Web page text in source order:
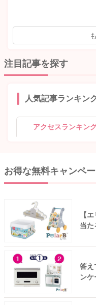
注目記事を探す
人気記事ランキン
アクセスランキン
お得な無料キャンペ
【
当た
答え
ン